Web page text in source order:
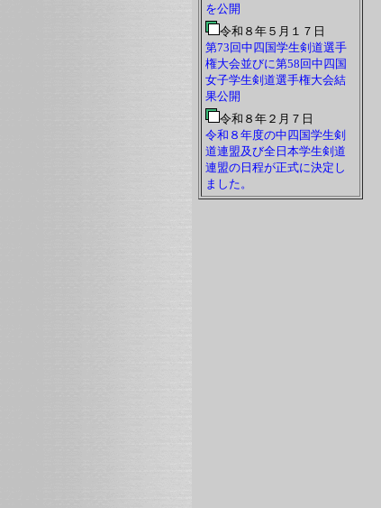
を公開
令和８年５月１７日
第73回中四国学生剣道選手
権大会並びに第58回中四国
女子学生剣道選手権大会結
果公開
令和８年２月７日
令和８年度の中四国学生剣
道連盟及び全日本学生剣道
連盟の日程が正式に決定し
ました。